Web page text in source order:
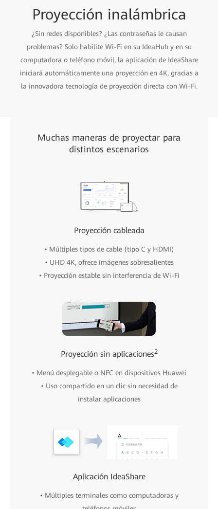
Proyección inalámbrica
¿Sin redes disponibles? ¿Las contraseñas le causan
problemas? Solo habilite Wi-Fi en su IdeaHub y en su
computadora o teléfono móvil, la aplicación de IdeaShare
iniciará automáticamente una proyección en 4K, gracias a
la innovadora tecnología de proyección directa con Wi-Fi.
Muchas maneras de proyectar para
distintos escenarios
Proyección cableada
• Múltiples tipos de cable (tipo C y HDMI)
• UHD 4K, ofrece imágenes sobresalientes
• Proyección estable sin interferencia de Wi-Fi
Proyección sin aplicaciones2
• Menú desplegable o NFC en dispositivos Huawei
• Uso compartido en un clic sin necesidad de
instalar aplicaciones
Aplicación IdeaShare
• Múltiples terminales como computadoras y